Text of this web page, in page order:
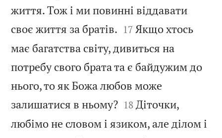
життя. Тож і ми повинні віддавати
своє життя за братів. 

17 Якщо хтось
має багатства світу, дивиться на
потребу свого брата та є байдужим до
нього, то як Божа любов може
залишатися в ньому?
18 Діточки,
любімо не словом і язиком, але ділом і